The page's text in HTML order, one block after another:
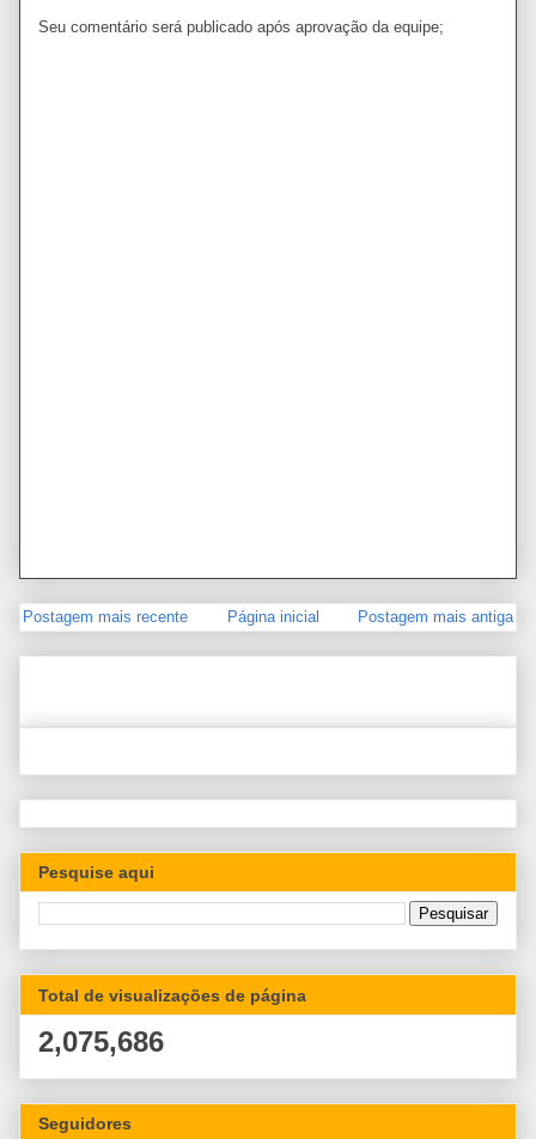
Seu comentário será publicado após aprovação da equipe;
Postagem mais recente Postagem mais antiga
Página inicial
Pesquise aqui
Total de visualizações de página
2,075,686
Seguidores